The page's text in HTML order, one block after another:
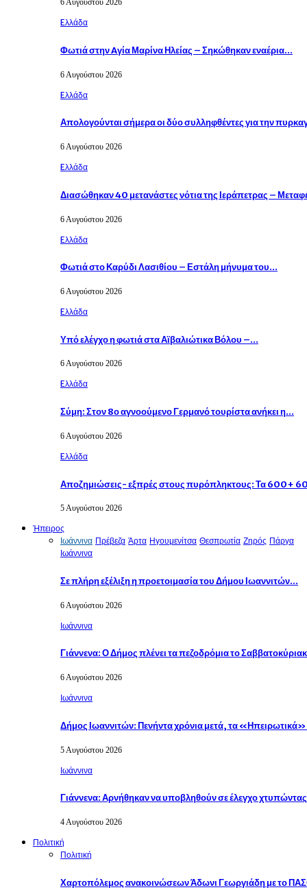
6 Αυγούστου 2026
Eλλάδα
Φωτιά στην Aγία Μαρίνα Ηλείας – Σηκώθηκαν εναέρια…
6 Αυγούστου 2026
Eλλάδα
Απολογούνται σήμερα οι δύο συλληφθέντες για την
6 Αυγούστου 2026
Eλλάδα
Διασώθηκαν 40 μετανάστες νότια της Ιεράπετρας –
6 Αυγούστου 2026
Eλλάδα
Φωτιά στο Καρύδι Λασιθίου – Εστάλη μήνυμα του…
6 Αυγούστου 2026
Eλλάδα
Υπό ελέγχο η φωτιά στα Αϊβαλιώτικα Βόλου –…
6 Αυγούστου 2026
Eλλάδα
Σύμη: Στον 8ο αγνοούμενο Γερμανό τουρίστα ανήκει η…
6 Αυγούστου 2026
Eλλάδα
Αποζημιώσεις- εξπρές στους πυρόπληκτους: Τα 600+
5 Αυγούστου 2026
Ήπειρος
Ιωάννινα Πρέβεζα Άρτα Ηγουμενίτσα Θεσπρωτία Ζηρός Πάργα
Ιωάννινα
Σε πλήρη εξέλιξη η προετοιμασία του Δήμου Ιωαννιτών…
6 Αυγούστου 2026
Ιωάννινα
Γιάννενα: Ο Δήμος πλένει τα πεζοδρόμια το
6 Αυγούστου 2026
Ιωάννινα
Δήμος Ιωαννιτών: Πενήντα χρόνια μετά, τα
5 Αυγούστου 2026
Ιωάννινα
Γιάννενα: Αρνήθηκαν να υποβληθούν σε έλεγχο
4 Αυγούστου 2026
Πολιτική
Πολιτική
Χαρτοπόλεμος ανακοινώσεων Άδωνι Γεωργιάδη με το